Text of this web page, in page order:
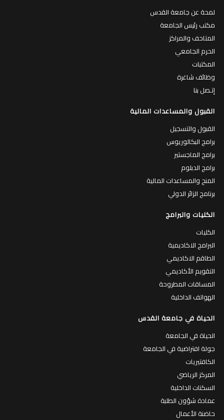
لمحة عن جامعة القدس
مكتب رئيس الجامعة
المتاحف والمراكز
الحرم الجامعي
المكتبات
وظائف شاغرة
إتـصل بنا
القبول والمساعدات المالية
القبول والتسجيل
برامج البكالوريوس
برامج الماجستير
برامج الدبلوم
المنح والمساعدات المالية
برنامج الزائر الدولي
الكليات والبرامج
الكليات
البرامج الاكاديمية
الطاقم الاكاديمي
التقويم الأكاديمي
المساقات المطروحة
الهواتف الداخلية
الحياة في جامعة القدس
الحياة في الجامعة
جولة افتراضية في الجامعة
الكافتيريات
المركز الرياضي
السكنات الداخلية
عمادة شؤون الطلبة
حاضنة الأعمال